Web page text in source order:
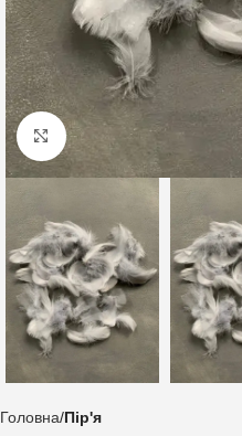
Клацніть, щоб збільшити
Головна Пір'я